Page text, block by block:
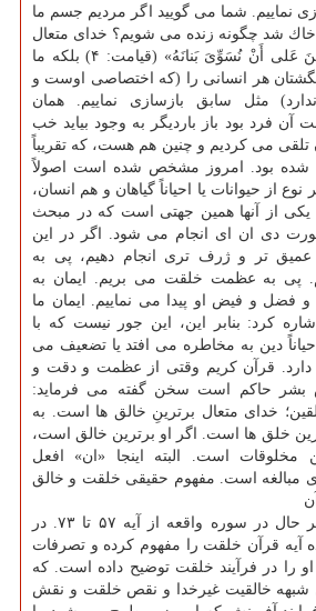
نماییم. شما می گویید اگر مردیم جسم ما
خاك شد چگونه زنده می شویم؟ خدای متعال
فرمود كه: « بَلی‏ قادِرینَ عَلی‏ أَنْ نُسَوِّیَ بَنانَهُ» (قیامت: ۴) بلكه ما
هر انسانی را (كه اختصاصی اوست و
مثل سابق بازسازی نماییم. همان
فرد بود باز باردیگر به وجود بیاید خب
تلقی می كردیم و چنین هم هست، كه تقریباً
شده بود. امروز مشخص شده است اصولاً
از حیوانات یا احیاناً گیاهان و هم انسان،
یكی از آنها همین جهتی است كه در مبحث
دی ان ای انجام می شود. اگر در این
عمیق تر و ژرف تری انجام دهیم، پی به
پی به عظمت خلقت می بریم. ایمان به
و فیض او پیدا می نماییم. ایمان ما
كرد: بنابر این، این جور نیست كه با
دین به مخاطره می افتد یا تضعیف می
دارد. قرآن كریم وقتی از عظمت و دقت و
بشر حاكم است سخن گفته می فرماید:
خدای متعال برترینِ خالق ها است. به
خلق ها است. اگر او برترین خالق است،
است. البته اینجا «ان» افعل
مبالغه است. مفهوم حقیقی خلقت و خالق
رشاد اضافه كرد: در هر حال در سوره واقعه از آیه ۵۷ تا ۷۳. در
آیه قرآن خلقت را مفهوم كرده و تصرفات
را در فرآیند خلقت توضیح داده است. كه
شبهه خالقیت غیرخدا و نقص خلقت و نقش